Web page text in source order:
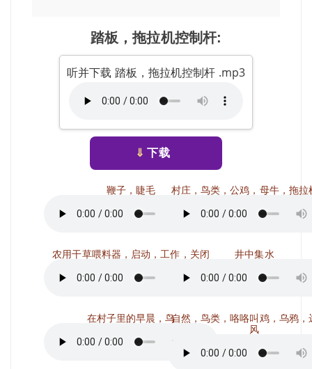
踏板，拖拉机控制杆:
听并下载 踏板，拖拉机控制杆 .mp3
⇓ 下载
鞭子，睫毛
农用干草喂料器，启动，工作，关闭
在村子里的早晨，鸟
村庄，鸟类，公鸡，母牛，拖拉
井中集水
自然，鸟类，咯咯叫鸡，乌鸦，
风